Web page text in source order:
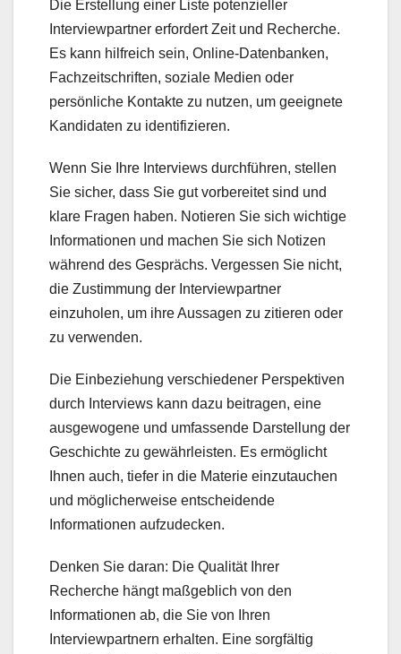
Die Erstellung einer Liste potenzieller
Interviewpartner erfordert Zeit und Recherche.
Es kann hilfreich sein, Online-Datenbanken,
Fachzeitschriften, soziale Medien oder
persönliche Kontakte zu nutzen, um geeignete
Kandidaten zu identifizieren.
Wenn Sie Ihre Interviews durchführen, stellen
Sie sicher, dass Sie gut vorbereitet sind und
klare Fragen haben. Notieren Sie sich wichtige
Informationen und machen Sie sich Notizen
während des Gesprächs. Vergessen Sie nicht,
die Zustimmung der Interviewpartner
einzuholen, um ihre Aussagen zu zitieren oder
zu verwenden.
Die Einbeziehung verschiedener Perspektiven
durch Interviews kann dazu beitragen, eine
ausgewogene und umfassende Darstellung der
Geschichte zu gewährleisten. Es ermöglicht
Ihnen auch, tiefer in die Materie einzutauchen
und möglicherweise entscheidende
Informationen aufzudecken.
Denken Sie daran: Die Qualität Ihrer
Recherche hängt maßgeblich von den
Informationen ab, die Sie von Ihren
Interviewpartnern erhalten. Eine sorgfältig